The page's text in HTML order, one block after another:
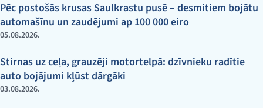
Pēc postošās krusas Saulkrastu pusē – desmitiem bojātu
automašīnu un zaudējumi ap 100 000 eiro
05.08.2026.
Stirnas uz ceļa, grauzēji motortelpā: dzīvnieku radītie
auto bojājumi kļūst dārgāki
03.08.2026.